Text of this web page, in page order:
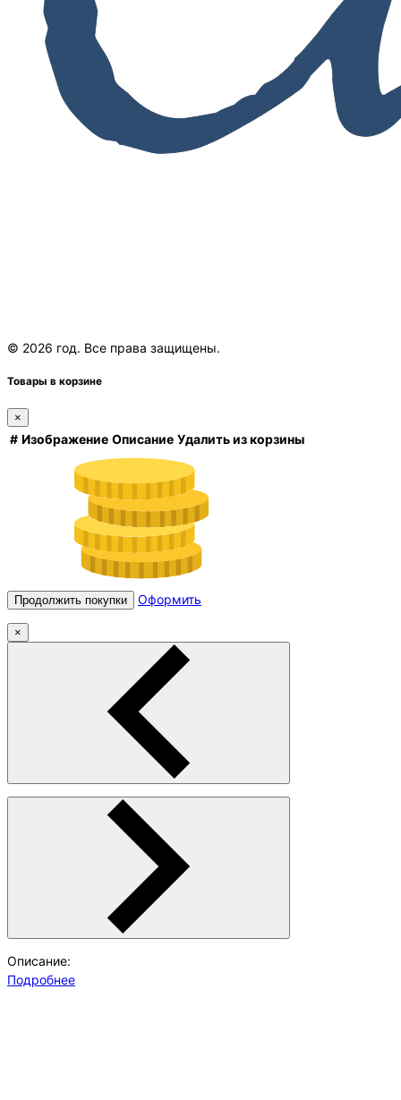
© 2026 год. Все права защищены.
Товары в корзине
×
# Изображение Описание Удалить из корзины
Продолжить покупки Оформить
×
Описание:
Подробнее